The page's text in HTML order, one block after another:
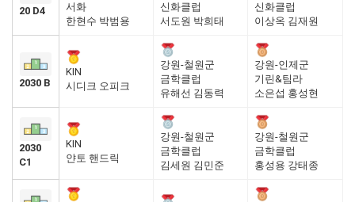
20 D4
서화
한현수 박범용
신화클럽
서도원 박희태
신화클럽
이상옥 김재원
2030 B
KIN
시디크 오피크
강원-철원군
금학클럽
유해선 김동력
강원-인제군
기린&팀라
소은섭 홍성현
2030
C1
KIN
얀토 핸드릭
강원-철원군
금학클럽
김세원 김민준
강원-철원군
금학클럽
홍성용 강태종